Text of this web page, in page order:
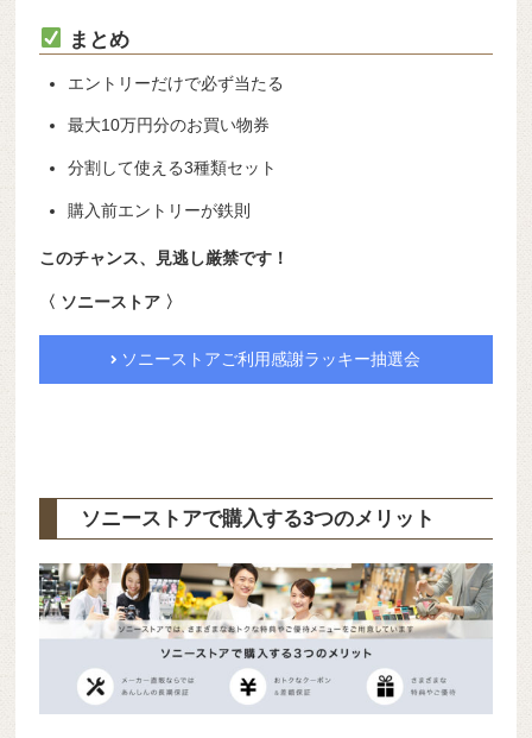
まとめ
エントリーだけで必ず当たる
最大10万円分のお買い物券
分割して使える3種類セット
購入前エントリーが鉄則
このチャンス、見逃し厳禁です！
〈 ソニーストア 〉
ソニーストアご利用感謝ラッキー抽選会
ソニーストアで購入する3つのメリット